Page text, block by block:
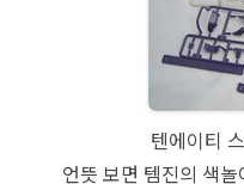
텐에이티
언뜻 보면 템진의 색